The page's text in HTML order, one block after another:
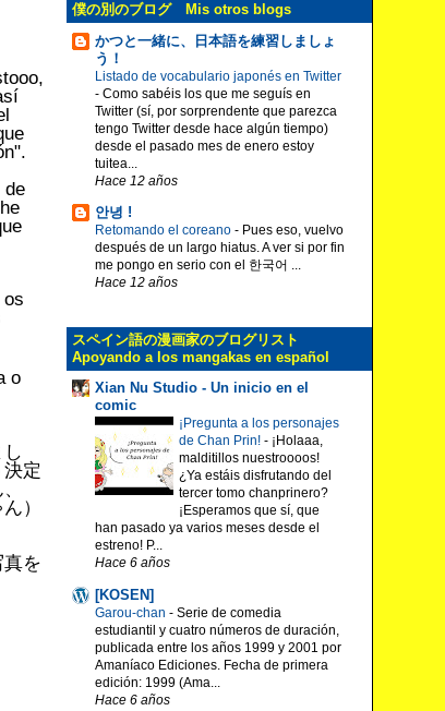
de
os
o
定
、
）
を
僕の別のブログ Mis otros blogs
かつと一緒に、日本語を練習しましょ
う！
Listado de vocabulario japonés en Twitter
- Como sabéis los que me seguís en
Twitter (sí, por sorprendente que parezca
tengo Twitter desde hace algún tiempo)
desde el pasado mes de enero estoy
tuitea...
Hace 12 años
안녕 !
Retomando el coreano - Pues eso, vuelvo
después de un largo hiatus. A ver si por fin
me pongo en serio con el 한국어 ...
Hace 12 años
スペイン語の漫画家のブログリスト
Apoyando a los mangakas en español
Xian Nu Studio - Un inicio en el
comic
¡Pregunta a los personajes
de Chan Prin! - ¡Holaaa,
malditillos nuestroooos!
¿Ya estáis disfrutando del
tercer tomo chanprinero?
¡Esperamos que sí, que
han pasado ya varios meses desde el
estreno! P...
Hace 6 años
[KOSEN]
Garou-chan - Serie de comedia
estudiantil y cuatro números de duración,
publicada entre los años 1999 y 2001 por
Amaníaco Ediciones. Fecha de primera
edición: 1999 (Ama...
Hace 6 años